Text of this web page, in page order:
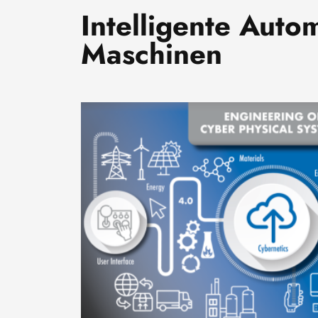
Intelligente
Maschinen